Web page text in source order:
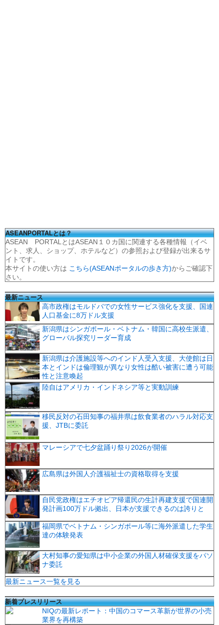
ASEANPORTALとは？
ASEAN PORTALとはASEAN１０カ国に関連する各種情報（イベ
ント、求人、ショップ、ホテルなど）の参照および登録が出来るサ
イトです。
本サイトの使い方は こちら(ASEANポータルの歩き方)からご確認下
さい。
最新ニュース
高市政権はモルドバでの女性サービス強化を支援、国連
人口基金に8万ドル支援
新潟県はシンガポール・ベトナム・韓国に高校生派遣、
グローバル探究リーダー育成
新潟県は介護施設等へのインド人受入支援、大使館は日
本とインドは倫理観が異なり女性は酷い被害に遭う可能
性と注意喚起
陸自はアメリカ・インドネシア等と実動訓練
移民反対の石田知事の福井県は飲食業者のハラル対応支
援、JTBに委託
マレーシアで七夕盆踊り祭り2026が開催
広島県は外国人介護福祉士の資格取得を支援
自民党政権はエチオピア帰還民の生計再建支援で国連開
発計画100万ドル拠出、日本が支援できるのは誇りと
福岡県でベトナム・シンガポール等に海外派遣した学生
達の体験発表
大村知事の愛知県は中小企業の外国人材確保支援をパソ
ナ委託
最新ニュース一覧を見る
新着プレスリリース
NIQの最新レポート：中国のコマース革新が世界の小売
業界を再構築